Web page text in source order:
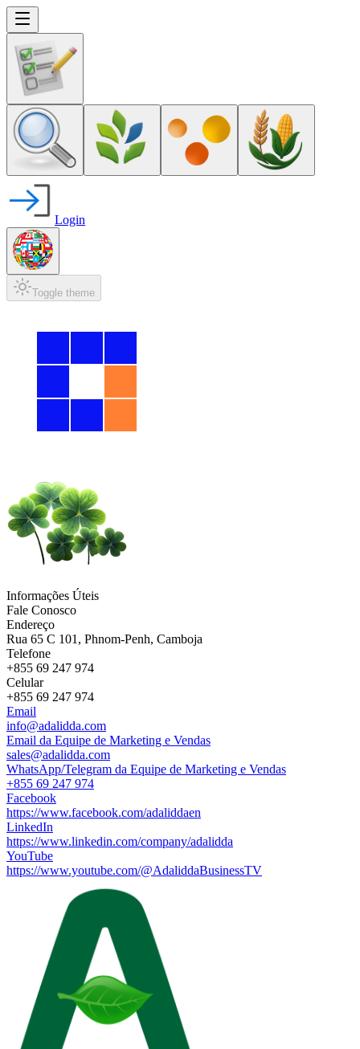
Login
Toggle theme
Informações Úteis
Fale Conosco
Endereço
Rua 65 C 101, Phnom-Penh, Camboja
Telefone
+855 69 247 974
Celular
+855 69 247 974
Email
info@adalidda.com
Email da Equipe de Marketing e Vendas
sales@adalidda.com
WhatsApp/Telegram da Equipe de Marketing e Vendas
+855 69 247 974
Facebook
https://www.facebook.com/adaliddaen
LinkedIn
https://www.linkedin.com/company/adalidda
YouTube
https://www.youtube.com/@AdaliddaBusinessTV